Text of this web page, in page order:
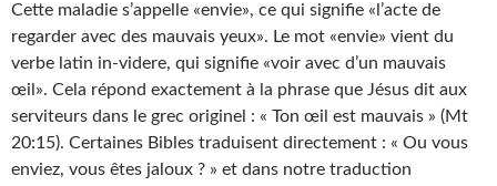
Cette maladie s’appelle «envie», ce qui signifie «l’acte de
regarder avec des mauvais yeux». Le mot «envie» vient du
verbe latin in-videre, qui signifie «voir avec d’un mauvais
œil». Cela répond exactement à la phrase que Jésus dit aux
serviteurs dans le grec originel : « Ton œil est mauvais » (Mt
20:15). Certaines Bibles traduisent directement : « Ou vous
enviez, vous êtes jaloux ? » et dans notre traduction